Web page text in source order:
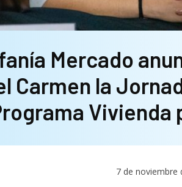
Mercado
Carmen la
Vivienda
7 de noviembre